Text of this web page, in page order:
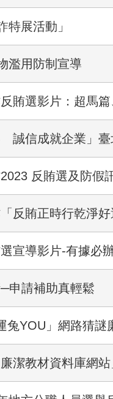
特展活動」
濫用防制宣導
賄選影片：超馬
誠信成就企業」
反賄選及防假
反賄正時行乾淨
宣導影片-有據必
申請補助真輕鬆
兔YOU」網路猜謎
潔教材資料庫網站